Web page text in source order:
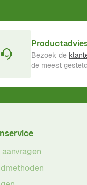
Bezoek de
de meest